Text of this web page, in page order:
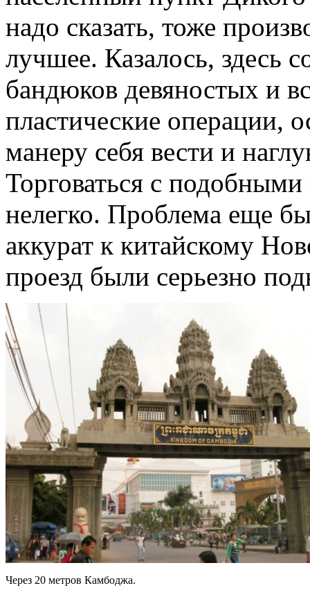
надо сказать, тоже
лучшее. Казалось, здесь
бандюков девяностых и
пластические операции,
манеру себя вести и
Торговаться с
нелегко. Проблема еще
аккурат к китайскому
проезд были серьезно
Через 20 метров Камбоджа.